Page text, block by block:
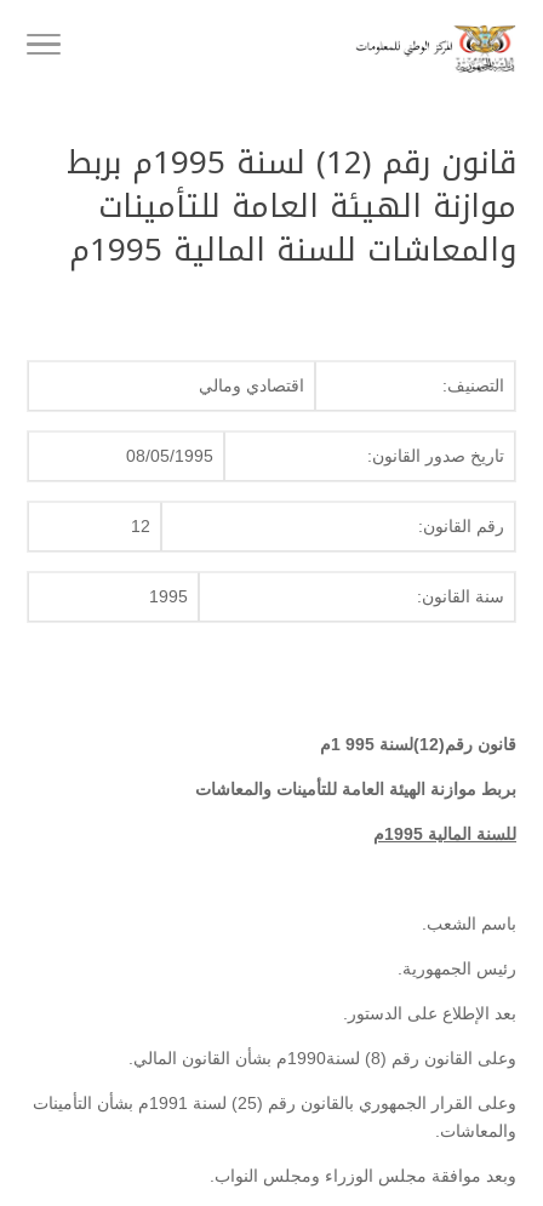
قانون رقم (12) لسنة 1995م بربط
موازنة الهيئة العامة للتأمينات
والمعاشات للسنة المالية 1995م
التصنيف: اقتصادي ومالي
تاريخ صدور القانون: 08/05/1995
رقم القانون: 12
سنة القانون: 1995
قانون رقم(12)لسنة 995 1م
بربط موازنة الهيئة العامة للتأمينات والمعاشات
للسنة المالية 1995م
باسم الشعب.
رئيس الجمهورية.
بعد الإطلاع على الدستور.
وعلى القانون رقم (8) لسنة1990م بشأن القانون المالي.
وعلى القرار الجمهوري بالقانون رقم (25) لسنة 1991م بشأن التأمينات
والمعاشات.
وبعد موافقة مجلس الوزراء ومجلس النواب.